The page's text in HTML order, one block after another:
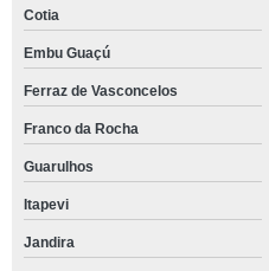
Cotia
Embu Guaçú
Ferraz de Vasconcelos
Franco da Rocha
Guarulhos
Itapevi
Jandira